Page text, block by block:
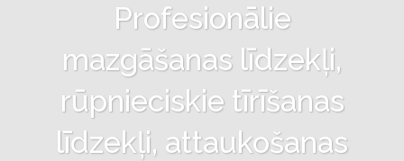
Profesionālie
mazgāšanas līdzekļi,
rūpnieciskie tīrīšanas
līdzekļi, attaukošanas